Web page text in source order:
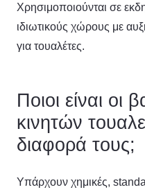
Χρησιμοποιούνται σε
ιδιωτικούς χώρους με
για τουαλέτες.
Ποιοι είναι οι
κινητών
διαφορά τους;
Υπάρχουν χημικές,